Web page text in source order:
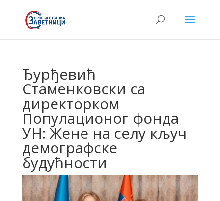
Ђурђевић
Стаменковски са
директорком
Популационог фонда
УН: Жене на селу кључ
демографске
будућности